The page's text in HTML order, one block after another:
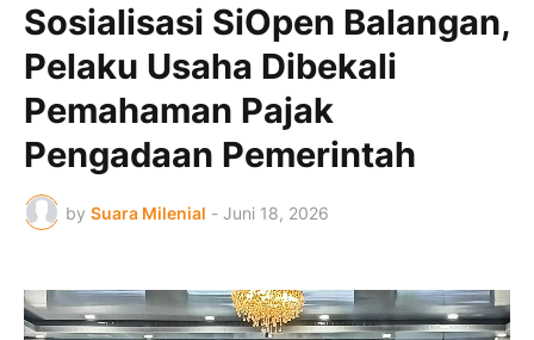
Sosialisasi SiOpen Balangan,
Pelaku Usaha Dibekali
Pemahaman Pajak
Pengadaan Pemerintah
by Suara Milenial - Juni 18, 2026